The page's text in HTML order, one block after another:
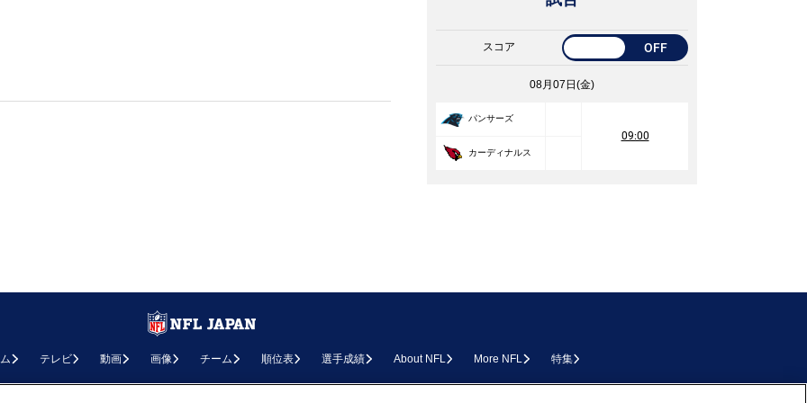
スコア OFF
08月07日(金)
パンサーズ
09:00
カーディナルス
テレビ 動画 画像 チーム 順位表 選手成績 About NFL More NFL 特集